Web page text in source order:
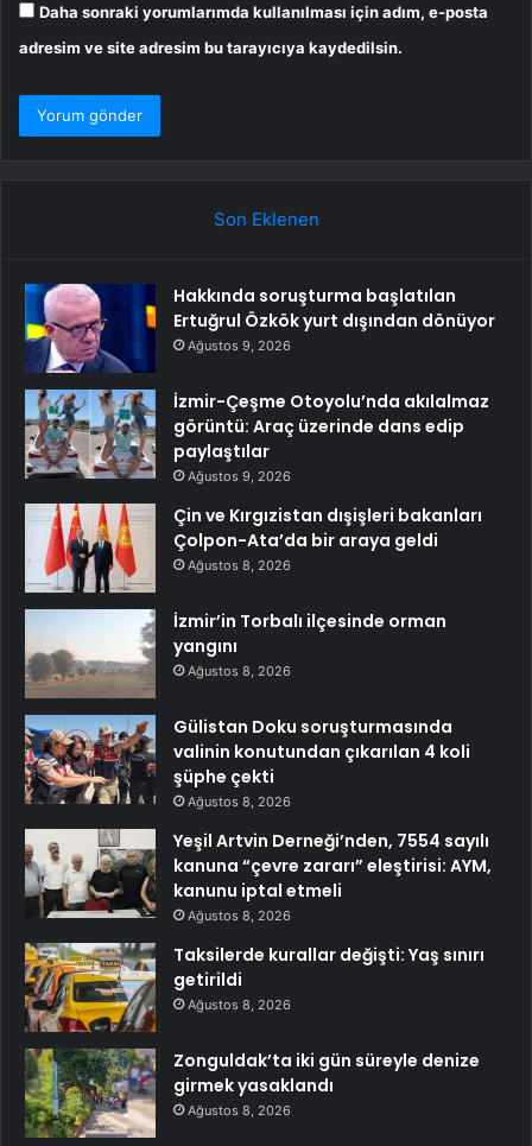
Daha sonraki yorumlarımda kullanılması için adım, e-posta
adresim ve site adresim bu tarayıcıya kaydedilsin.
Son Eklenen
Hakkında soruşturma başlatılan
Ertuğrul Özkök yurt dışından dönüyor
Ağustos 9, 2026
İzmir-Çeşme Otoyolu’nda akılalmaz
görüntü: Araç üzerinde dans edip
paylaştılar
Ağustos 9, 2026
Çin ve Kırgızistan dışişleri bakanları
Çolpon-Ata’da bir araya geldi
Ağustos 8, 2026
İzmir’in Torbalı ilçesinde orman
yangını
Ağustos 8, 2026
Gülistan Doku soruşturmasında
valinin konutundan çıkarılan 4 koli
şüphe çekti
Ağustos 8, 2026
Yeşil Artvin Derneği’nden, 7554 sayılı
kanuna “çevre zararı” eleştirisi: AYM,
kanunu iptal etmeli
Ağustos 8, 2026
Taksilerde kurallar değişti: Yaş sınırı
getirildi
Ağustos 8, 2026
Zonguldak’ta iki gün süreyle denize
girmek yasaklandı
Ağustos 8, 2026